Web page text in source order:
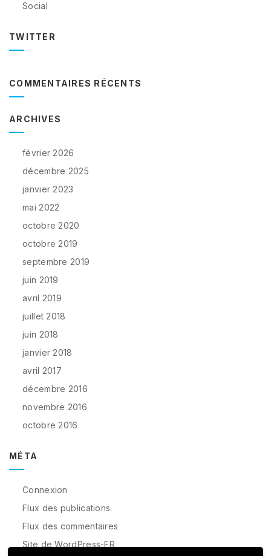
Social
TWITTER
COMMENTAIRES RÉCENTS
ARCHIVES
février 2026
décembre 2025
janvier 2023
mai 2022
octobre 2020
octobre 2019
septembre 2019
juin 2019
avril 2019
juillet 2018
juin 2018
janvier 2018
avril 2017
décembre 2016
novembre 2016
octobre 2016
MÉTA
Connexion
Flux des publications
Flux des commentaires
Site de WordPress-FR